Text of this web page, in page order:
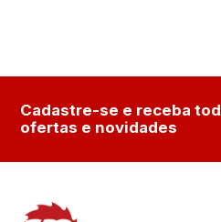
Cadastre-se e receba
ofertas e novidades